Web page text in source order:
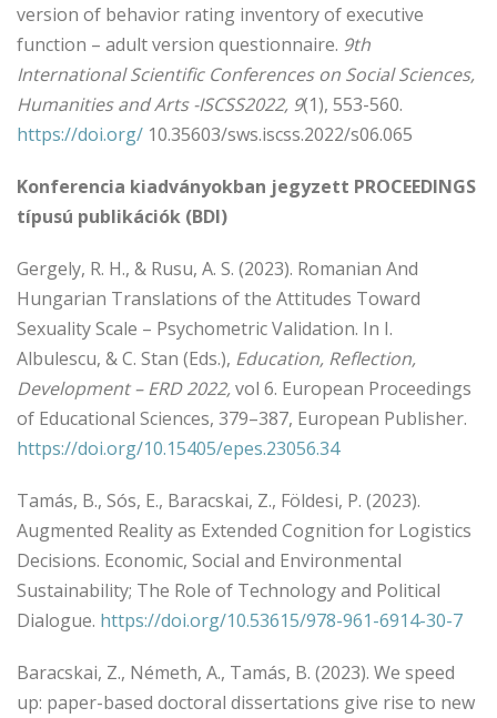
version of behavior rating inventory of executive
function – adult version questionnaire. 9th
International Scientific Conferences on Social Sciences,
Humanities and Arts -ISCSS2022, 9(1), 553-560.
https://doi.org/ 10.35603/sws.iscss.2022/s06.065
Konferencia kiadványokban jegyzett PROCEEDINGS
típusú publikációk (BDI)
Gergely, R. H., & Rusu, A. S. (2023). Romanian And
Hungarian Translations of the Attitudes Toward
Sexuality Scale – Psychometric Validation. In I.
Albulescu, & C. Stan (Eds.), Education, Reflection,
Development – ERD 2022,vol 6. European Proceedings
of Educational Sciences, 379–387, European Publisher.
https://doi.org/10.15405/epes.23056.34
Tamás, B., Sós, E., Baracskai, Z., Földesi, P. (2023).
Augmented Reality as Extended Cognition for Logistics
Decisions. Economic, Social and Environmental
Sustainability; The Role of Technology and Political
Dialogue. https://doi.org/10.53615/978-961-6914-30-7
Baracskai, Z., Németh, A., Tamás, B. (2023). We speed
up: paper-based doctoral dissertations give rise to new